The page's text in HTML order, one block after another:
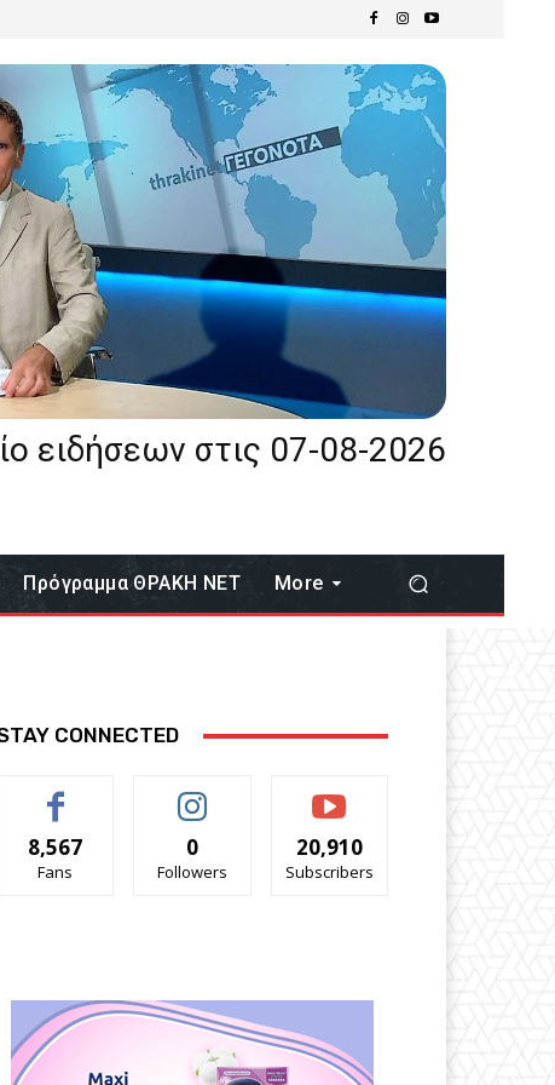
ειδήσεων στις 07-08-2026
Πρόγραμμα ΘΡΑΚΗ ΝΕΤ More
CONNECTED
8,567
Fans
0
Followers
20,910
Subscribers